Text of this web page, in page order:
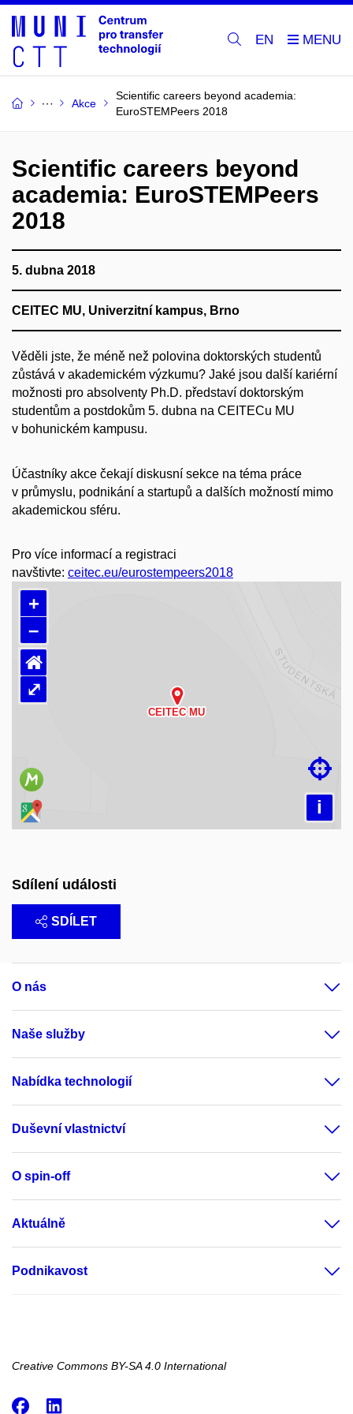
EN
Akce
Scientific careers beyond academia:
EuroSTEMPeers 2018
Scientific careers beyond
academia: EuroSTEMPeers
2018
5. dubna 2018
CEITEC MU, Univerzitní kampus, Brno
Věděli jste, že méně než polovina doktorských studentů
zůstává v akademickém výzkumu? Jaké jsou další kariérní
možnosti pro absolventy Ph.D. představí doktorským
studentům a postdokům 5. dubna na CEITECu MU
v bohunickém kampusu.
Účastníky akce čekají diskusní sekce na téma práce
v průmyslu, podnikání a startupů a dalších možností mimo
akademickou sféru.
Pro více informací a registraci
navštivte: ceitec.eu/eurostempeers2018
Načítám mapu…
+
–
i

⌂
⤢
Sdílení události
SDÍLET
O nás
Naše služby
Nabídka technologií
Duševní vlastnictví
O spin-off
Aktuálně
Podnikavost
Creative Commons BY-SA 4.0 International
Facebook